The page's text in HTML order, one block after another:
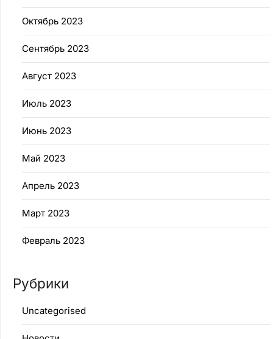
Октябрь 2023
Сентябрь 2023
Август 2023
Июль 2023
Июнь 2023
Май 2023
Апрель 2023
Март 2023
Февраль 2023
Рубрики
Uncategorised